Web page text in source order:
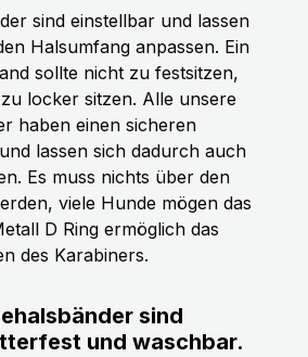
sind einstellbar und lassen
Halsumfang anpassen. Ein
sollte nicht zu festsitzen,
locker sitzen. Alle unsere
haben einen sicheren
lassen sich dadurch auch
Es muss nichts über den
viele Hunde mögen das
D Ring ermöglich das
des Karabiners.
sind
und waschbar.